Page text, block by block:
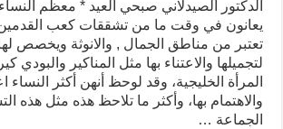
الدكتور الصيدلاني صبحي العيد * معظم
يعانون في وقت ما من تشققات كعب القدمين
تعتبر من مناطق الجمال , والانوثة ويخصص
لتجميلها والاعتناء بها مثل المناكير
المرأة الخليجية، وقد لوحظ أنهن أكثر النساء
والاهتمام بها، وأكثر ما تلاحظ هذه مثل هذه
الجماعة …